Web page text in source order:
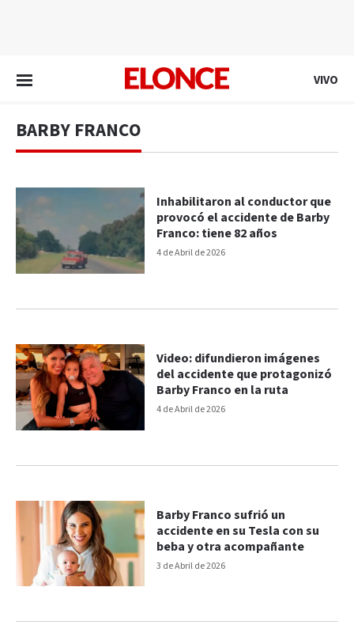
VIVO
BARBY FRANCO
4 de Abril de 2026
Inhabilitaron al conductor que
provocó el accidente de Barby
Franco: tiene 82 años
4 de Abril de 2026
Video: difundieron imágenes
del accidente que protagonizó
Barby Franco en la ruta
3 de Abril de 2026
Barby Franco sufrió un
accidente en su Tesla con su
beba y otra acompañante